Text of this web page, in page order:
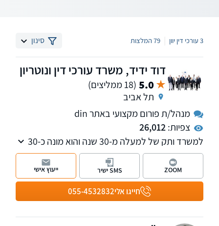
3 עורכי דין יוון 79 המלצות סינון
דוד ידיד, משרד עורכי דין ונוטריון
5.0 (18 ממליצים)
תל אביב
מנהל/ת פורום מקצועי באתר din
צפיות:26,012
למשרד ותק של למעלה מ-30 שנה והוא מונה כ-30
עובדים ותיקים ומנוסים, דוברי 19 שפות שונות.
המשרד מחולק ל-3 מחלקות שונות – מחלקת
אזרחויות אירופאיות, השקעות ודין זר, מחלקת נזיקין
ו מחלקת הגיל השלישי. המשרד ממוקם בתל אביב
ומעניק שירות ברחבי הארץ.
חייגו אלי055-4532832
ZOOM SMS ישיר ייעוץ אישי